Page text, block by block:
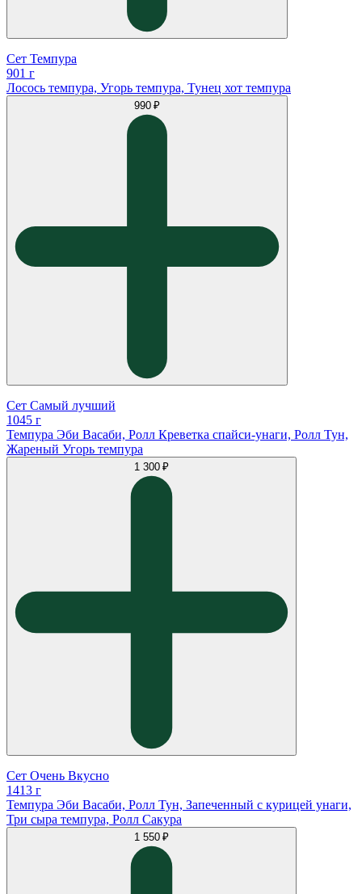
Сет Темпура
901 г
Лосось темпура, Угорь темпура, Тунец хот темпура
990 ₽
Сет Самый лучший
1045 г
Темпура Эби Васаби, Ролл Креветка спайси-унаги, Ролл Тун,
Жареный Угорь темпура
1 300 ₽
Сет Очень Вкусно
1413 г
Темпура Эби Васаби, Ролл Тун, Запеченный с курицей унаги,
Три сыра темпура, Ролл Сакура
1 550 ₽